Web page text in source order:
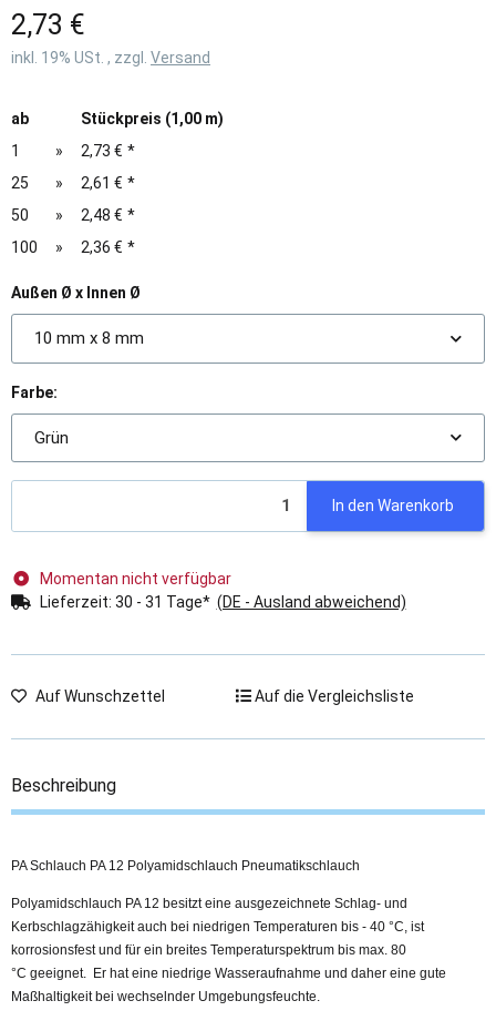
2,73 €
inkl. 19% USt. , zzgl. Versand
ab
Stückpreis (1,00 m)
1
» 2,73 € *
25
» 2,61 € *
50
» 2,48 € *
100
» 2,36 € *
Außen Ø x Innen Ø
10 mm x 8 mm
Farbe:
Grün
In den Warenkorb
Momentan nicht verfügbar
Lieferzeit: 30 - 31 Tage* (DE - Ausland abweichend)
Auf Wunschzettel Auf die Vergleichsliste
Beschreibung
PA Schlauch PA 12 Polyamidschlauch Pneumatikschlauch
Polyamidschlauch PA 12 besitzt eine ausgezeichnete Schlag- und
Kerbschlagzähigkeit auch bei niedrigen Temperaturen bis - 40 °C, ist
korrosionsfest und für ein breites Temperaturspektrum bis max. 80
°C geeignet. Er hat eine niedrige Wasseraufnahme und daher eine gute
Maßhaltigkeit bei wechselnder Umgebungsfeuchte.